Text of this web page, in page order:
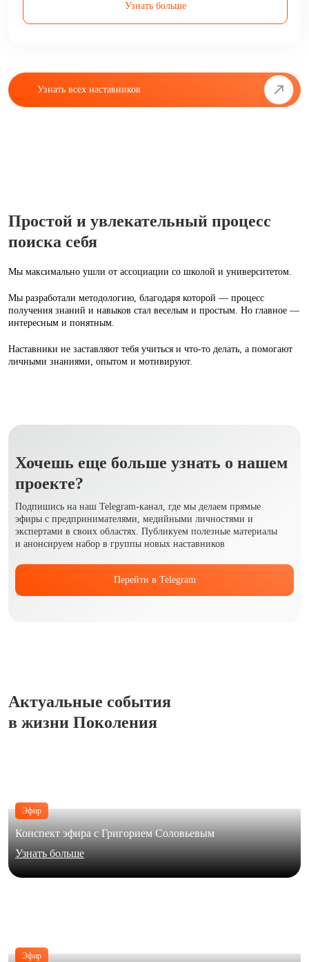
Узнать больше
Узнать всех наставников
Простой и увлекательный процесс
поиска себя
Мы максимально ушли от ассоциации со школой и университетом.
Мы разработали методологию, благодаря которой — процесс
получения знаний и навыков стал веселым и простым. Но главное —
интересным и понятным.
Наставники не заставляют тебя учиться и что‑то делать, а помогают
личными знаниями, опытом и мотивируют.
Хочешь еще больше узнать о нашем
проекте?
Подпишись на наш Telegram-канал, где мы делаем прямые
эфиры с предпринимателями, медийными личностями и
экспертами в своих областях. Публикуем полезные материалы
и анонсируем набор в группы новых наставников
Перейти в Telegram
Актуальные события
в жизни Поколения
Эфир
Конспект эфира с Григорием Соловьевым
Узнать больше
Эфир